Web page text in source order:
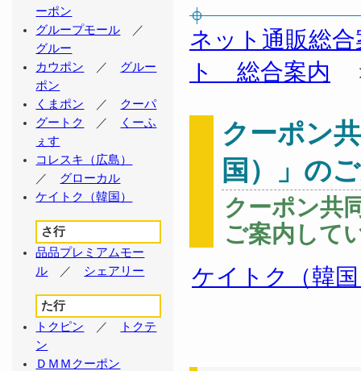
ネット通販総合
ト 総合案内
クーポン
国）」の
クーポン共
ご案内して
ケイトク（韓
ーポン
グループモール ／
グルー
カウポン ／ グルー
ポン
くまポン ／ クーパ
グートク
／
くーふ
ぇす
コレスキ（広島）
／ グローカル
ケイトク（韓国）
さ行
品品プレミアムモー
ル ／ シェアリー
た行
トクピン ／
トクテ
ン
ＤＭＭクーポン